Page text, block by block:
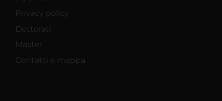
Privacy policy
Dottorati
Master
Contatti e mappa